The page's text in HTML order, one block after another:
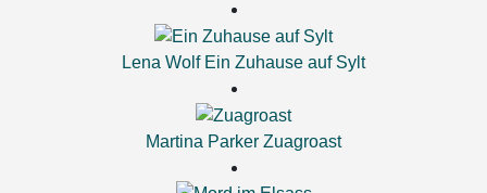
Lena Wolf Ein Zuhause auf Sylt
Martina Parker Zuagroast